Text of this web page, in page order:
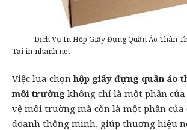
Dịch Vụ In Hộp Giấy Đựng Quần Áo Thân
Tại in-nhanh.net
Việc lựa chọnhộp giấy đựng quần áo
môi trường không chỉ là một phần của
vệ môi trường mà còn là một phần
doanh thông minh, giúp thương hiệu